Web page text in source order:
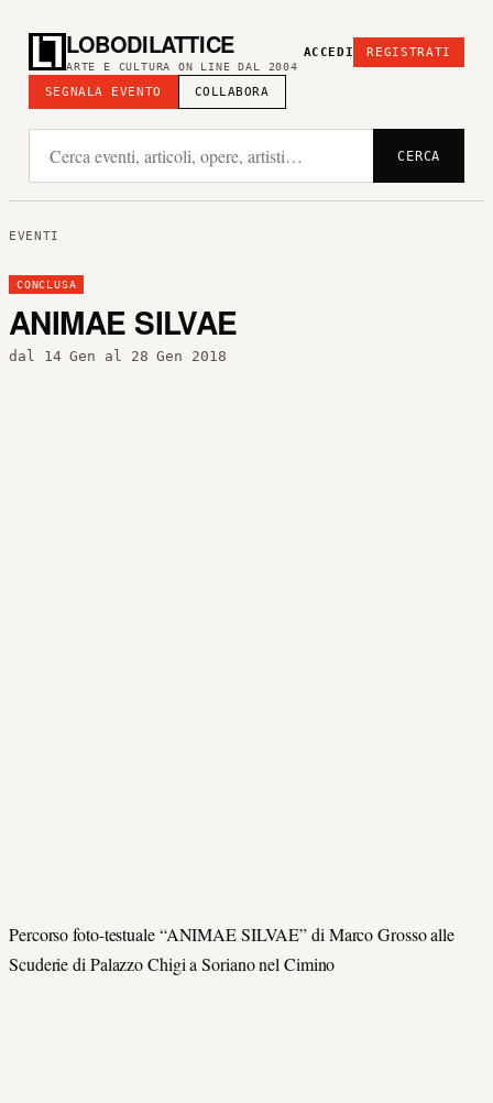
LOBODILATTICE
ARTE E CULTURA ON LINE DAL 2004
SEGNALA EVENTO COLLABORA
ACCEDI REGISTRATI
CERCA
EVENTI
CONCLUSA
ANIMAE SILVAE
dal 14 Gen al 28 Gen 2018
Percorso foto-testuale “ANIMAE SILVAE” di Marco Grosso alle
Scuderie di Palazzo Chigi a Soriano nel Cimino